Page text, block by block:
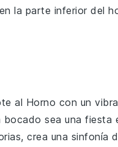
la parte inferior del
al Horno con un
bocado sea una fiesta
, crea una sinfonía